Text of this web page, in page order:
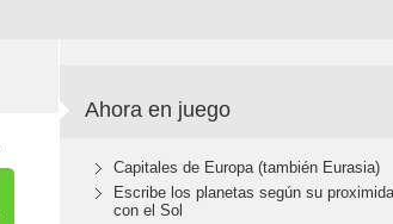
Ahora en juego
Capitales de Europa (también Eurasia)
Escribe los planetas según su
con el Sol